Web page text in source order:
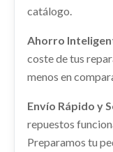
Ref:
Ref: 2274333
catálogo.
Ahorro
coste de tus
menos en
Envío Rápido y
repuestos
Preparamos tu